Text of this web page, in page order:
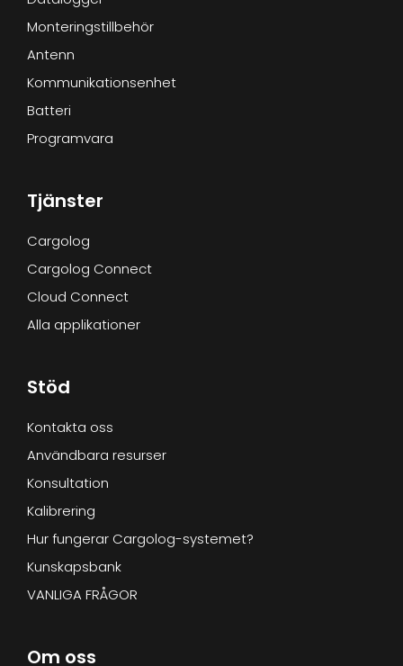
Monteringstillbehör
Antenn
Kommunikationsenhet
Batteri
Programvara
Tjänster
Cargolog
Cargolog Connect
Cloud Connect
Alla applikationer
Stöd
Kontakta oss
Användbara resurser
Konsultation
Kalibrering
Hur fungerar Cargolog-systemet?
Kunskapsbank
VANLIGA FRÅGOR
Om oss